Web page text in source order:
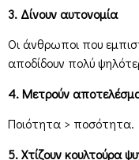
3. Δίνουν αυτονομία
Οι άνθρωποι που
αποδίδουν πολύ
4. Μετρούν
Ποιότητα > ποσότητα.
5. Χτίζουν κουλτούρα